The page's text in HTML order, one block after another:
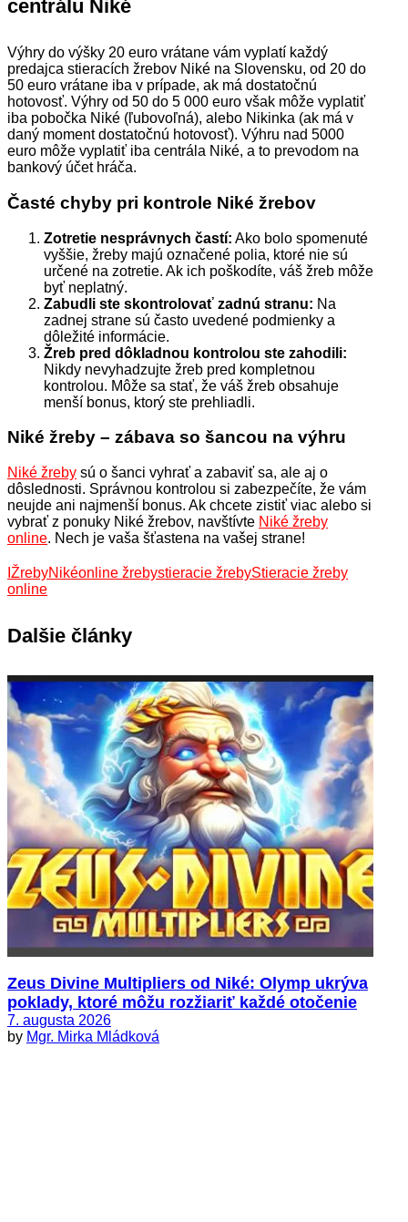
centrálu Niké
Výhry do výšky 20 euro vrátane vám vyplatí každý
predajca stieracích žrebov Niké na Slovensku, od 20 do
50 euro vrátane iba v prípade, ak má dostatočnú
hotovosť. Výhry od 50 do 5 000 euro však môže vyplatiť
iba pobočka Niké (ľubovoľná), alebo Nikinka (ak má v
daný moment dostatočnú hotovosť). Výhru nad 5000
euro môže vyplatiť iba centrála Niké, a to prevodom na
bankový účet hráča.
Časté chyby pri kontrole Niké žrebov
Zotretie nesprávnych častí: Ako bolo spomenuté
vyššie, žreby majú označené polia, ktoré nie sú
určené na zotretie. Ak ich poškodíte, váš žreb môže
byť neplatný.
Zabudli ste skontrolovať zadnú stranu: Na
zadnej strane sú často uvedené podmienky a
dôležité informácie.
Žreb pred dôkladnou kontrolou ste zahodili:
Nikdy nevyhadzujte žreb pred kompletnou
kontrolou. Môže sa stať, že váš žreb obsahuje
menší bonus, ktorý ste prehliadli.
Niké žreby – zábava so šancou na výhru
Niké žreby sú o šanci vyhrať a zabaviť sa, ale aj o
dôslednosti. Správnou kontrolou si zabezpečíte, že vám
neujde ani najmenší bonus. Ak chcete zistiť viac alebo si
vybrať z ponuky Niké žrebov, navštívte Niké žreby
online. Nech je vaša šťastena na vašej strane!
IŽrebyNikéonline žrebystieracie žrebyStieracie žreby
online
Dalšie články
Zeus Divine Multipliers od Niké: Olymp ukrýva
poklady, ktoré môžu rozžiariť každé otočenie
7. augusta 2026
by Mgr. Mirka Mládková